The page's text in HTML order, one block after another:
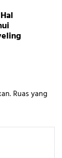
Ruas yang